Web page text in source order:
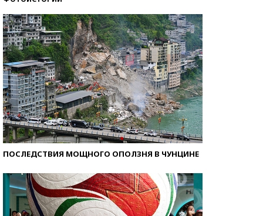
ПОСЛЕДСТВИЯ МОЩНОГО ОПОЛЗНЯ В ЧУНЦИНЕ